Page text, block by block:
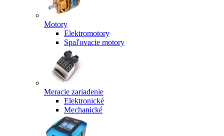
Motory
Elektromotory
Spaľovacie motory
Meracie zariadenie
Elektronické
Mechanické